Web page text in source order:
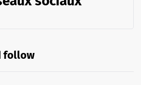
follow